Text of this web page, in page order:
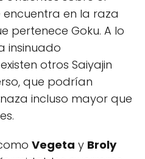
encuentra en la raza
pertenece Goku. A lo
insinuado
otros Saiyajin
que podrían
incluso mayor que
Vegeta y Broly